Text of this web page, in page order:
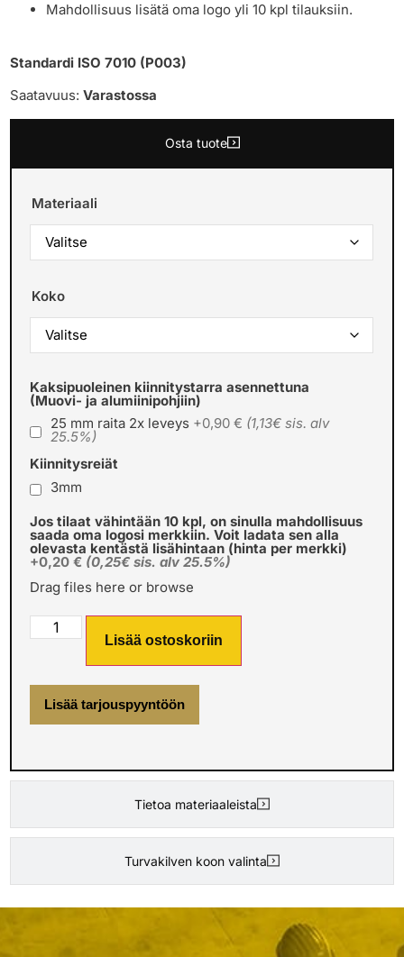
Mahdollisuus lisätä oma logo yli 10 kpl tilauksiin.
Standardi ISO 7010 (P003)
Saatavuus:Varastossa
Osta tuote
Tietoa materiaaleista
Turvakilven koon valinta
Materiaali
Koko
Kaksipuoleinen kiinnitystarra asennettuna
(Muovi- ja alumiinipohjiin)
25 mm raita 2x leveys +0,90 € (1,13€ sis. alv
25.5%)
Kiinnitysreiät
3mm
Jos tilaat vähintään 10 kpl, on sinulla mahdollisuus
saada oma logosi merkkiin. Voit ladata sen alla
olevasta kentästä lisähintaan (hinta per merkki)
+0,20 € (0,25€ sis. alv 25.5%)
Drag files here or browse
Lisää ostoskoriin
Lisää tarjouspyyntöön